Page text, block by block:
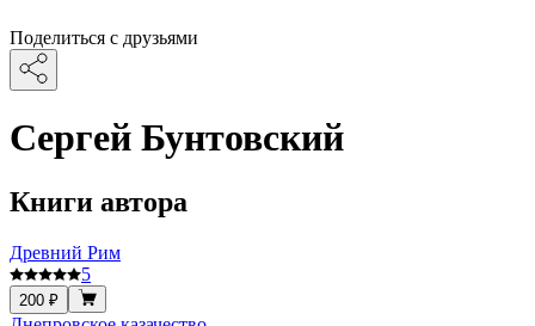
Поделиться с друзьями
Сергей Бунтовский
Книги автора
Древний Рим
5
200 ₽